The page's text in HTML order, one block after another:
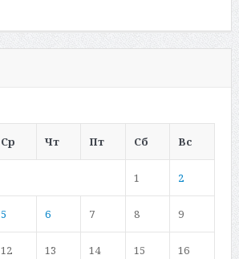
Ср Чт Пт Сб Вс
1 2
5 6 7 8 9
12 13 14 15 16